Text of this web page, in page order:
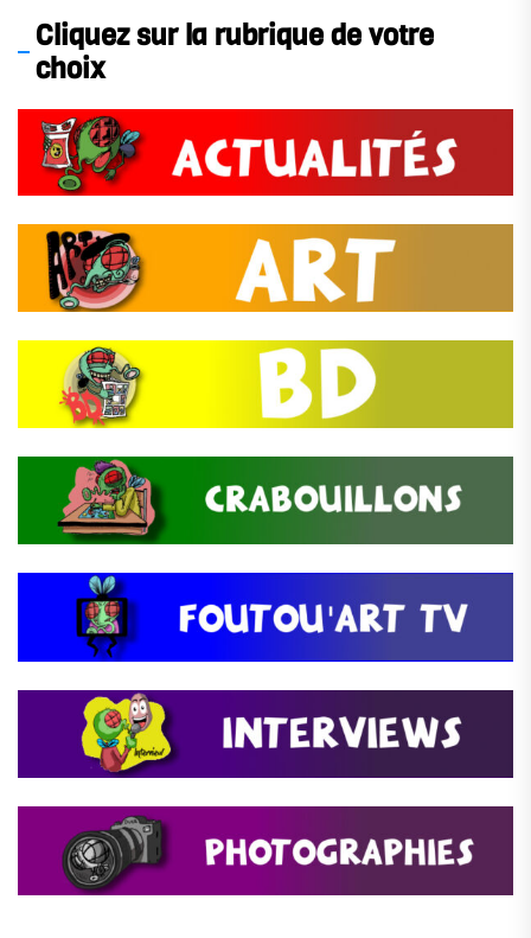
Cliquez sur la rubrique de votre
choix